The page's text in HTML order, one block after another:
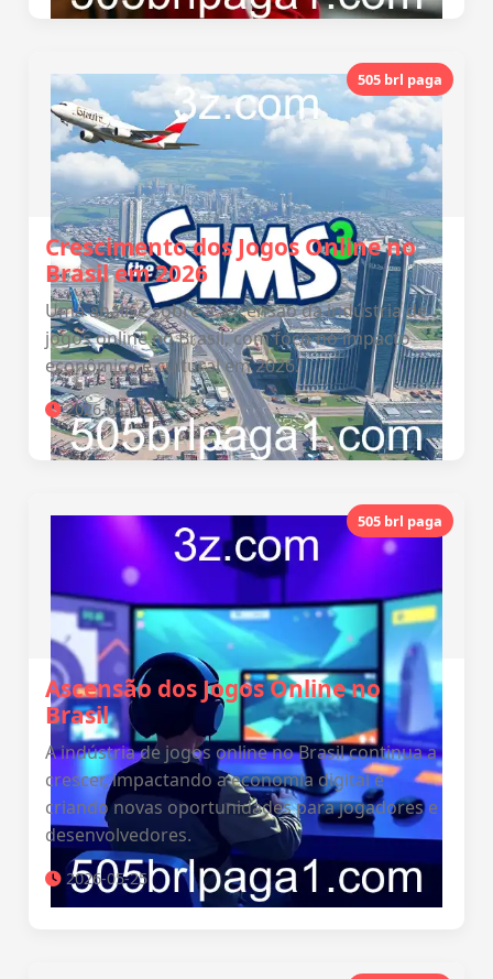
505 brl paga
Crescimento dos Jogos Online no
Brasil em 2026
Uma análise sobre a ascensão da indústria de
jogos online no Brasil, com foco no impacto
econômico e cultural em 2026.
2026-04-16
505 brl paga
Ascensão dos Jogos Online no
Brasil
A indústria de jogos online no Brasil continua a
crescer, impactando a economia digital e
criando novas oportunidades para jogadores e
desenvolvedores.
2026-05-25